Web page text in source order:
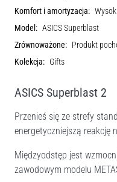
Komfort i amortyzacja: Wysoki
Model: ASICS Superblast
Zrównoważone: Produkt
Kolekcja: Gifts
ASICS Superblast 2
Przenieś się ze strefy
energetyczniejszą
Międzyodstęp jest
zawodowym modelu